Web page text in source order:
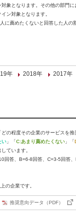
象となります。その他の部門
ン対象となります。
に薦めたくないと回答した人の
年 2018年 2017年
の程度その企業のサービスを
い 」「C:あまり薦めたくない 」「
ています。
回答、B=6-8回答、C=3-5回答
の企業です。
推奨意向データ（PDF）